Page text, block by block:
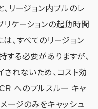
リージョン内プルのレ
リケーションの起動時間
、すべてのリージョン
する必要がありますが、
されないため、コスト効
へのプルスルー キャ
ージのみをキャッシュ